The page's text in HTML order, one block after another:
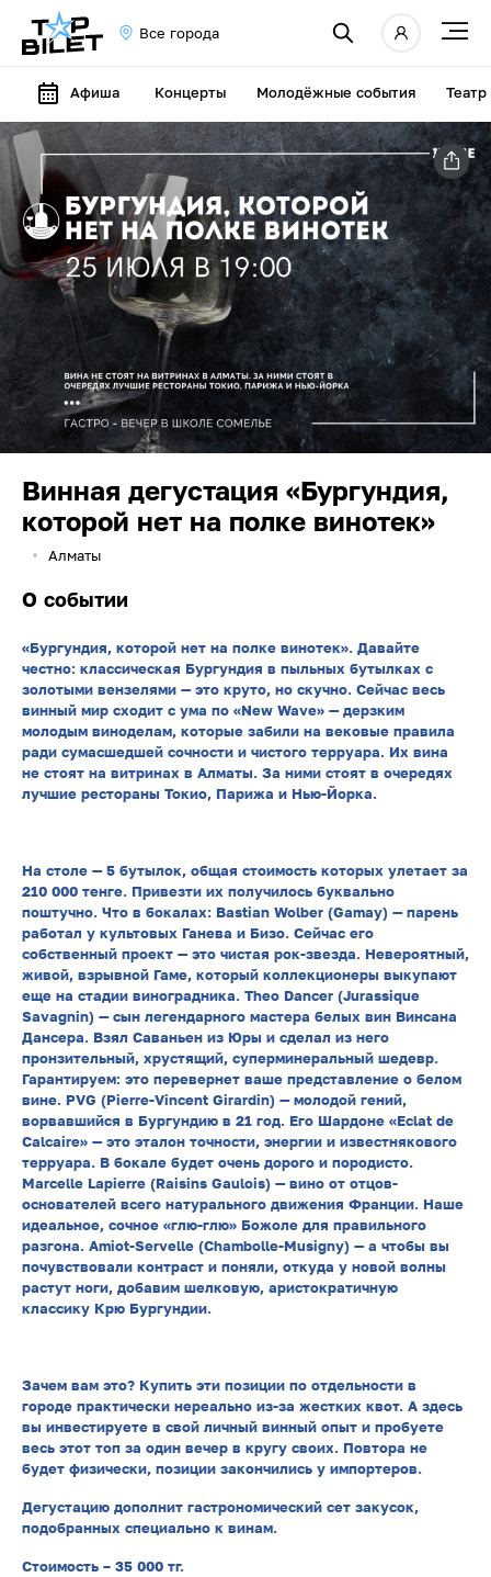
Все города
Афиша Концерты Молодёжные события Театр
Винная дегустация «Бургундия,
которой нет на полке винотек»
Алматы
О событии
«Бургундия, которой нет на полке винотек». Давайте
честно: классическая Бургундия в пыльных бутылках с
золотыми вензелями — это круто, но скучно. Сейчас весь
винный мир сходит с ума по «New Wave» — дерзким
молодым виноделам, которые забили на вековые правила
ради сумасшедшей сочности и чистого терруара. Их вина
не стоят на витринах в Алматы. За ними стоят в очередях
лучшие рестораны Токио, Парижа и Нью-Йорка.
На столе — 5 бутылок, общая стоимость которых улетает за
210 000 тенге. Привезти их получилось буквально
поштучно. Что в бокалах: Bastian Wolber (Gamay) — парень
работал у культовых Ганева и Бизо. Сейчас его
собственный проект — это чистая рок-звезда. Невероятный,
живой, взрывной Гаме, который коллекционеры выкупают
еще на стадии виноградника. Theo Dancer (Jurassique
Savagnin) — сын легендарного мастера белых вин Винсана
Дансера. Взял Саваньен из Юры и сделал из него
пронзительный, хрустящий, суперминеральный шедевр.
Гарантируем: это перевернет ваше представление о белом
вине. PVG (Pierre-Vincent Girardin) — молодой гений,
ворвавшийся в Бургундию в 21 год. Его Шардоне «Eclat de
Calcaire» — это эталон точности, энергии и известнякового
терруара. В бокале будет очень дорого и породисто.
Marcelle Lapierre (Raisins Gaulois) — вино от отцов-
основателей всего натурального движения Франции. Наше
идеальное, сочное «глю-глю» Божоле для правильного
разгона. Amiot-Servelle (Chambolle-Musigny) — а чтобы вы
почувствовали контраст и поняли, откуда у новой волны
растут ноги, добавим шелковую, аристократичную
классику Крю Бургундии.
Зачем вам это? Купить эти позиции по отдельности в
городе практически нереально из-за жестких квот. А здесь
вы инвестируете в свой личный винный опыт и пробуете
весь этот топ за один вечер в кругу своих. Повтора не
будет физически, позиции закончились у импортеров.
Дегустацию дополнит гастрономический сет закусок,
подобранных специально к винам.
Стоимость – 35 000 тг.